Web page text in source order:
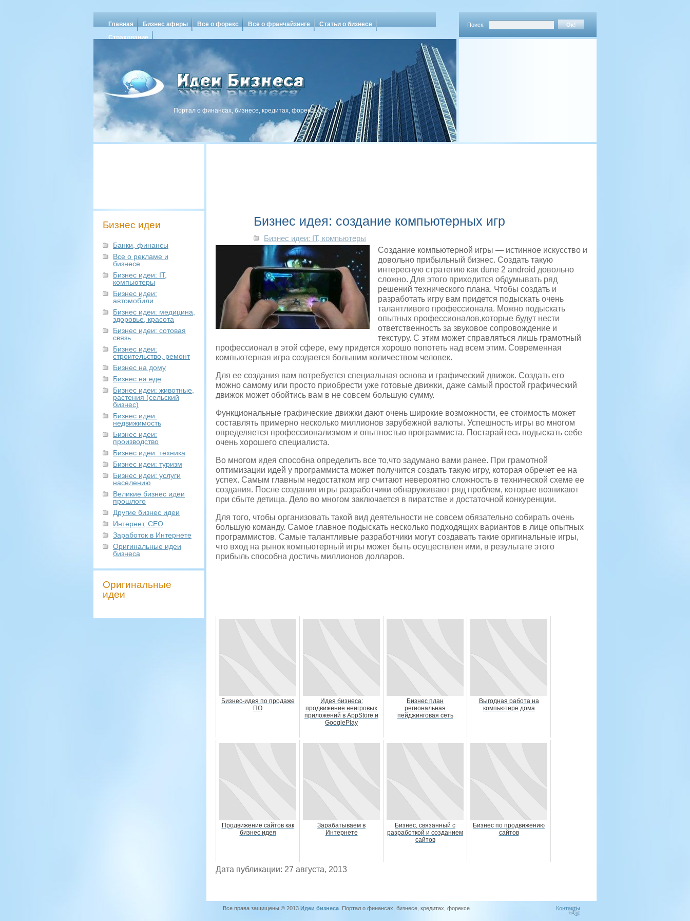
Главная Бизнес аферы Все о форекс Все о франчайзинге
Статьи о бизнесе
Страхование
Поиск:
Портал о финансах, бизнесе, кредитах, форексе
Бизнес идеи
Банки, финансы
Все о рекламе и
бизнесе
Бизнес идеи: IT,
компьютеры
Бизнес идеи:
автомобили
Бизнес идеи: медицина,
здоровье, красота
Бизнес идеи: сотовая
связь
Бизнес идеи:
строительство, ремонт
Бизнес на дому
Бизнес на еде
Бизнес идеи: животные,
растения (сельский
бизнес)
Бизнес идеи:
недвижимость
Бизнес идеи:
производство
Бизнес идеи: техника
Бизнес идеи: туризм
Бизнес идеи: услуги
населению
Великие бизнес идеи
прошлого
Другие бизнес идеи
Интернет, СЕО
Заработок в Интернете
Оригинальные идеи
бизнеса
Оригинальные
идеи
Бизнес идея: создание компьютерных игр
Бизнес идеи: IT, компьютеры
Создание компьютерной игры — истинное искусство и
довольно прибыльный бизнес. Создать такую
интересную стратегию как dune 2 android довольно
сложно. Для этого приходится обдумывать ряд
решений технического плана. Чтобы создать и
разработать игру вам придется подыскать очень
талантливого профессионала. Можно подыскать
опытных профессионалов,которые будут нести
ответственность за звуковое сопровождение и
текстуру. С этим может справляться лишь грамотный
профессионал в этой сфере, ему придется хорошо попотеть над всем этим. Современная
компьютерная игра создается большим количеством человек.
Для ее создания вам потребуется специальная основа и графический движок. Создать его
можно самому или просто приобрести уже готовые движки, даже самый простой графический
движок может обойтись вам в не совсем большую сумму.
Функциональные графические движки дают очень широкие возможности, ее стоимость может
составлять примерно несколько миллионов зарубежной валюты. Успешность игры во многом
определяется профессионализмом и опытностью программиста. Постарайтесь подыскать себе
очень хорошего специалиста.
Во многом идея способна определить все то,что задумано вами ранее. При грамотной
оптимизации идей у программиста может получится создать такую игру, которая обречет ее на
успех. Самым главным недостатком игр считают невероятно сложность в технической схеме ее
создания. После создания игры разработчики обнаруживают ряд проблем, которые возникают
при сбыте детища. Дело во многом заключается в пиратстве и достаточной конкуренции.
Для того, чтобы организовать такой вид деятельности не совсем обязательно собирать очень
большую команду. Самое главное подыскать несколько подходящих вариантов в лице опытных
программистов. Самые талантливые разработчики могут создавать такие оригинальные игры,
что вход на рынок компьютерный игры может быть осуществлен ими, в результате этого
прибыль способна достичь миллионов долларов.
Бизнес-идея по продаже
ПО
Идея бизнеса:
продвижение неигровых
приложений в AppStore и
GooglePlay
Бизнес план
региональная
пейджинговая сеть
Выгодная работа на
компьютере дома
Продвижение сайтов как
бизнес идея
Зарабатываем в
Интернете
Бизнес, связанный с
разработкой и созданием
сайтов
Бизнес по продвижению
сайтов
Дата публикации: 27 августа, 2013
Все права защищены © 2013 Идеи бизнеса . Портал о финансах, бизнесе, кредитах, форексе Контакты